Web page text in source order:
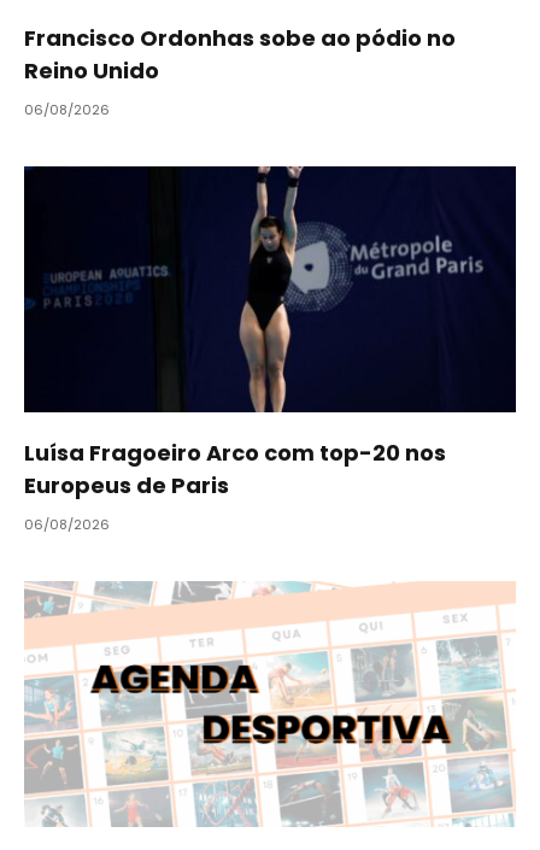
Francisco Ordonhas sobe ao pódio no
Reino Unido
06/08/2026
Luísa Fragoeiro Arco com top-20 nos
Europeus de Paris
06/08/2026